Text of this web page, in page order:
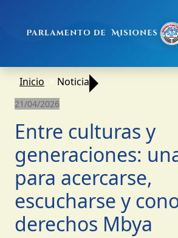
Inicio Noticia
21/04/2026
Entre culturas y
generaciones:
para acercarse,
escucharse y
derechos Mbya